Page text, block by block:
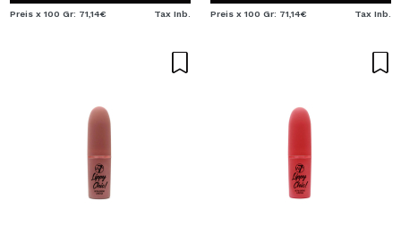
Preis x 100 Gr: 71,14€ Tax Inb. Preis x 100 Gr: 71,14€ Tax Inb.